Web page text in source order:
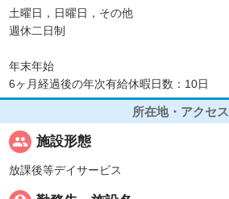
土曜日，日曜日，その他
週休二日制
年末年始
6ヶ月経過後の年次有給休暇日数：10日
所在地・アクセス
people 施設形態
放課後等デイサービス